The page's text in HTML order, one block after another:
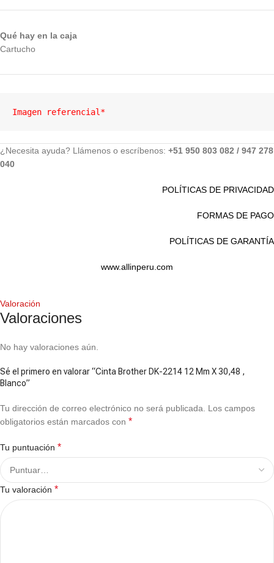
Qué hay en la caja
Cartucho
Imagen referencial*
¿Necesita ayuda? Llámenos o escríbenos: +51 950 803 082 / 947 278
040
POLÍTICAS DE PRIVACIDAD
FORMAS DE PAGO
POLÍTICAS DE GARANTÍA
www.allinperu.com
Valoración
Valoraciones
No hay valoraciones aún.
Sé el primero en valorar “Cinta Brother DK-2214 12 Mm X 30,48 ,
Blanco”
Tu dirección de correo electrónico no será publicada.
Los campos
obligatorios están marcados con *
Tu puntuación *
Tu valoración *